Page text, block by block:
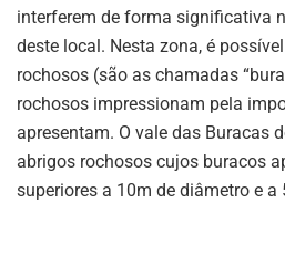
interferem de forma significativa
deste local. Nesta zona, é
rochosos (são as chamadas
rochosos impressionam pela
apresentam. O vale das Buracas
abrigos rochosos cujos buracos
superiores a 10m de diâmetro e